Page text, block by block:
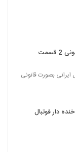
دانلود سریال مهمونی 2 قسمت
ایرانی بصورت قانونی
دار فوتبال